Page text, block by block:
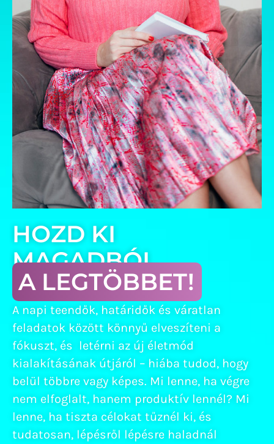
HOZD KI
MAGADBÓL
A LEGTÖBBET!
A napi teendők, határidők és váratlan
feladatok között könnyű elveszíteni a
fókuszt, és letérni az új életmód
kialakításának útjáról – hiába tudod, hogy
belül többre vagy képes. Mi lenne, ha végre
nem elfoglalt, hanem produktív lennél? Mi
lenne, ha tiszta célokat tűznél ki, és
tudatosan, lépésről lépésre haladnál